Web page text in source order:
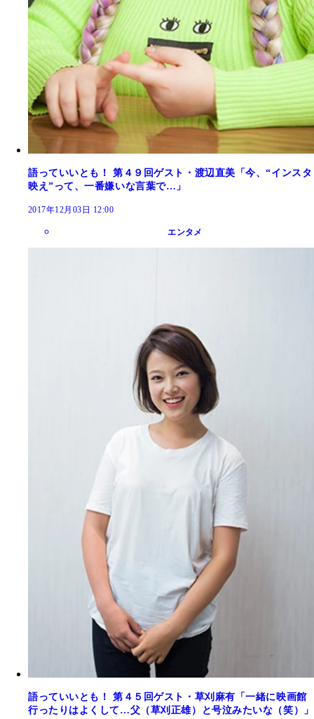
語っていいとも！ 第４９回ゲスト・渡辺直美「今、“インスタ
映え”って、一番嫌いな言葉で…」
2017年12月03日 12:00
エンタメ
語っていいとも！ 第４５回ゲスト・草刈麻有「一緒に映画館
行ったりはよくして…父（草刈正雄）と号泣みたいな（笑）」